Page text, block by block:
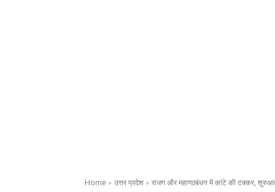
Home उत्तर प्रदेश राजग और महागठबंधन में कांटे की टक्कर,